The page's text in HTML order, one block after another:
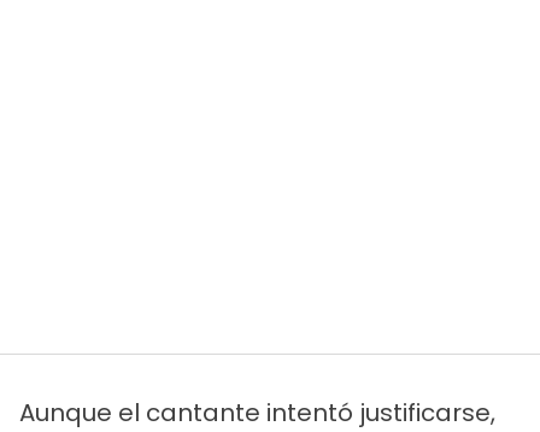
Aunque el cantante intentó justificarse,